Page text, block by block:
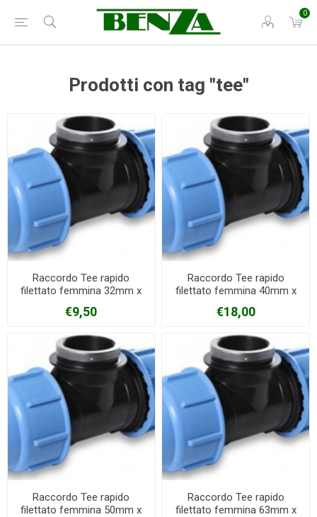
0
Prodotti con tag "tee"
Raccordo Tee rapido
filettato femmina 32mm x
€9,50
Raccordo Tee rapido
filettato femmina 40mm x
seal
€18,00
Raccordo Tee rapido
filettato femmina 50mm x
Raccordo Tee rapido
filettato femmina 63mm x